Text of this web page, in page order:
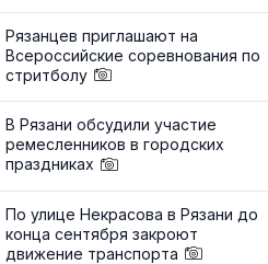
Рязанцев приглашают на
Всероссийские соревнования по
стритболу
В Рязани обсудили участие
ремесленников в городских
праздниках
По улице Некрасова в Рязани до
конца сентября закроют
движение транспорта